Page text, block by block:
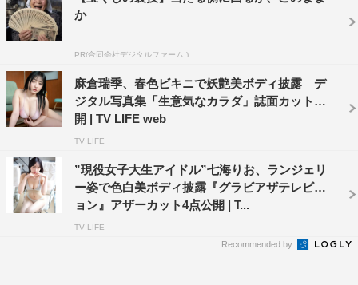
か
PR(合同会社デジタルファーム )
麻倉瑞季、春色ビキニで妖艶美ボディ披露 デ
ジタル写真集「生意気なカラダ」誌面カット公
開 | TV LIFE web
TV LIFE
”現役女子大生アイドル”七海りお、ランジェリ
ー姿で色白美ボディ披露『グラビアザテレビジ
ョン』アザーカット4点公開 | T...
TV LIFE
Recommended by